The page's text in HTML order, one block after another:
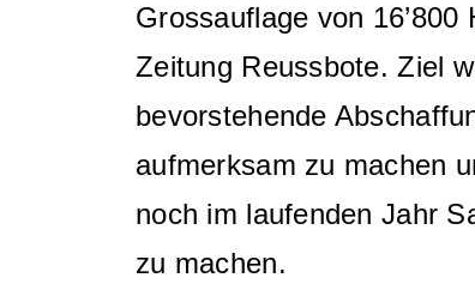
Grossauflage von
Zeitung Reussbote. Ziel
bevorstehende
aufmerksam zu machen
noch im laufenden Jahr
zu machen.